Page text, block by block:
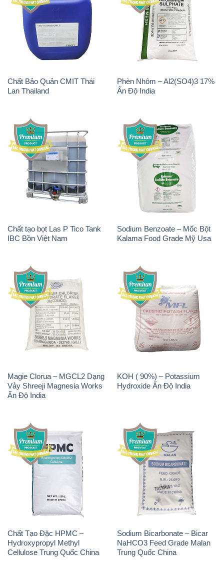
Chất Bảo Quản CMIT Thái
Lan Thailand
Phèn Nhôm – Al2(SO4)3 17%
Ấn Độ India
Chất tạo bọt Las P Tico Tank
IBC Bồn Việt Nam
Sodium Benzoate – Mốc Bột
Kalama Food Grade Mỹ Usa
Magie Clorua – MGCL2 Dạng
Vảy Shreeji Magnesia Works
Ấn Độ India
KOH ( 90%) – Potassium
Hydroxide Ấn Độ India
Chất Tạo Đặc HPMC –
Hydroxypropyl Methyl
Cellulose Trung Quốc China
Sodium Bicarbonate – Bicar
NaHCO3 Feed Grade Malan
Trung Quốc China